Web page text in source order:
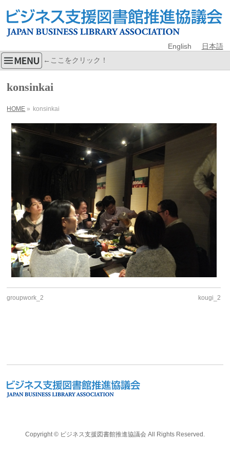
English 日本語
←ここをクリック！
konsinkai
HOME » konsinkai
groupwork_2 kougi_2
Copyright © ビジネス支援図書館推進協議会All Rights Reserved.